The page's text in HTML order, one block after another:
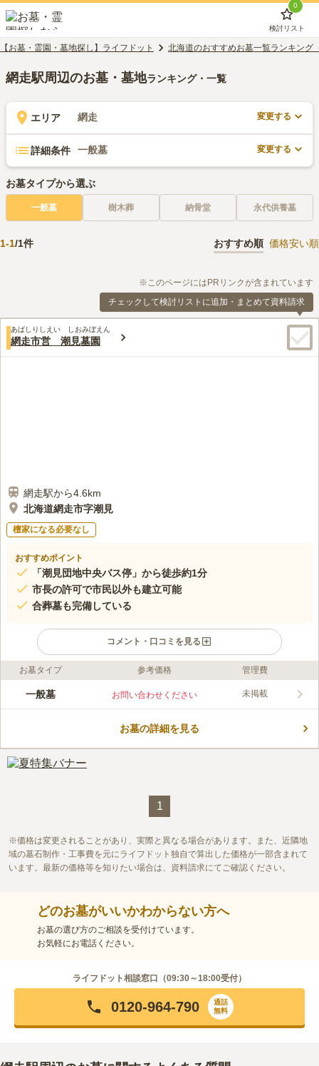
0
検討リスト
【お墓・霊園・墓地探し】ライフドット 北海道のおすすめお墓一覧ランキング
網走駅周辺のお墓・墓地ランキング・一覧
エリア 網走 変更する
詳細条件 一般墓 変更する
お墓タイプから選ぶ
一般墓 樹木葬 納骨堂 永代供養墓
1-1/1件 おすすめ順 価格安い順
※このページにはPRリンクが含まれています
チェックして検討リストに追加・まとめて資料請求
あばしりしえい しおみぼえん
網走市営 潮見墓園
網走駅から4.6km
北海道網走市字潮見
檀家になる必要なし
おすすめポイント
「潮見団地中央バス停」から徒歩約1分
市長の許可で市民以外も建立可能
合葬墓も完備している
コメント・口コミを見る
ライフドット編集部のコメント
オホーツク公園道や道道中園停車場線の近くにある市営墓地で
を支払うことで、年間管理費用の負担がありません。 許可取得
られています。
口コミ評価
お墓タイプ 参考価格 管理費
一般墓 お問い合わせください 未掲載
お墓の詳細を見る
1
価格は変更されることがあり、実際と異なる場合があります。また、近隣地
域の墓石制作・工事費を元にライフドット独自で算出した価格が一部含まれて
います。最新の価格等を知りたい場合は、資料請求にてご確認ください。
どのお墓がいいかわからない方へ
お墓の選び方のご相談を受付けています。
お気軽にお電話ください。
ライフドット相談窓口（09:30～18:00受付）
0120-964-790
通話
無料